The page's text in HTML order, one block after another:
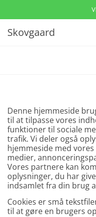
Skovgaard
Denne hjemmeside
til at tilpasse vores
funktioner til sociale
trafik. Vi deler også
hjemmeside med
medier,
Vores partnere kan
oplysninger, du har
indsamlet fra din brug
Cookies er små
til at gøre en brugers